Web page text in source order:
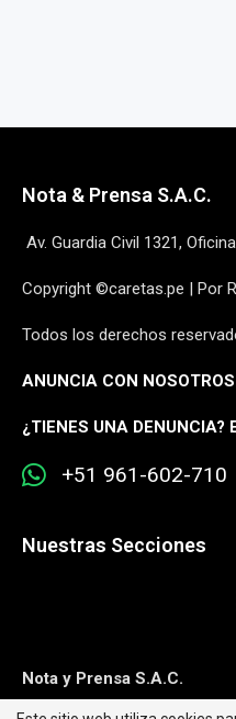
Nota & Prensa S.A.C.
Av. Guardia Civil 1321,
Copyright ©caretas.pe | Por
Todos los derechos
ANUNCIA CON NOSOTROS
¿TIENES UNA DENUNCIA?
+51 961-602-710
Nuestras Secciones
Nota y Prensa S.A.C.